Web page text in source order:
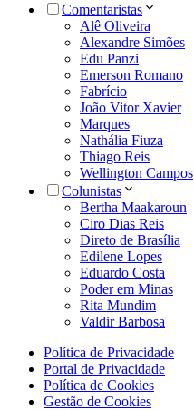
Comentaristas
Alê Oliveira
Alexandre Simões
Edu Panzi
Emerson Romano
Fabrício
João Vitor Xavier
Marques
Nathália Fiuza
Thiago Reis
Wellington Campos
Colunistas
Bertha Maakaroun
Ciro Dias Reis
Direto de Brasília
Edilene Lopes
Eduardo Costa
Poder em Minas
Rita Mundim
Valdir Barbosa
Política de Privacidade
Portal de Privacidade
Política de Cookies
Gestão de Cookies